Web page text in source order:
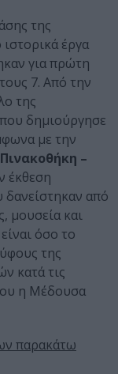
της
έργα
για πρώτη
7. Από την
της
δημιούργησε
με την
–
έκθεση
δανείστηκαν από
μουσεία και
όσο το
της
κατά τις
η Μέδουσα
παρακάτω